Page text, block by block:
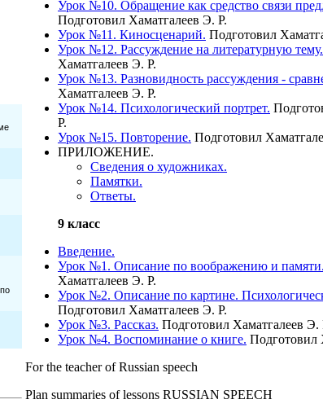
Урок №10. Обращение как средство связи
Подготовил Хаматгалеев Э. Р.
Урок №11. Киносценарий. Подготовил
Урок №12. Рассуждение на литературную тему.
Хаматгалеев Э. Р.
Урок №13. Разновидность рассуждения -
Хаматгалеев Э. Р.
Урок №14. Психологический портрет.
Р.
Урок №15. Повторение. Подготовил
ПРИЛОЖЕНИЕ.
Сведения о художниках.
Памятки.
Ответы.
9 класс
Введение.
Урок №1. Описание по воображению и памяти.
Хаматгалеев Э. Р.
Урок №2. Описание по картине.
Подготовил Хаматгалеев Э. Р.
Урок №3. Рассказ. Подготовил Хаматгалеев Э.
Урок №4. Воспоминание о книге. Подготовил
For the teacher of Russian speech
Plan summaries of lessons RUSSIAN SPEECH